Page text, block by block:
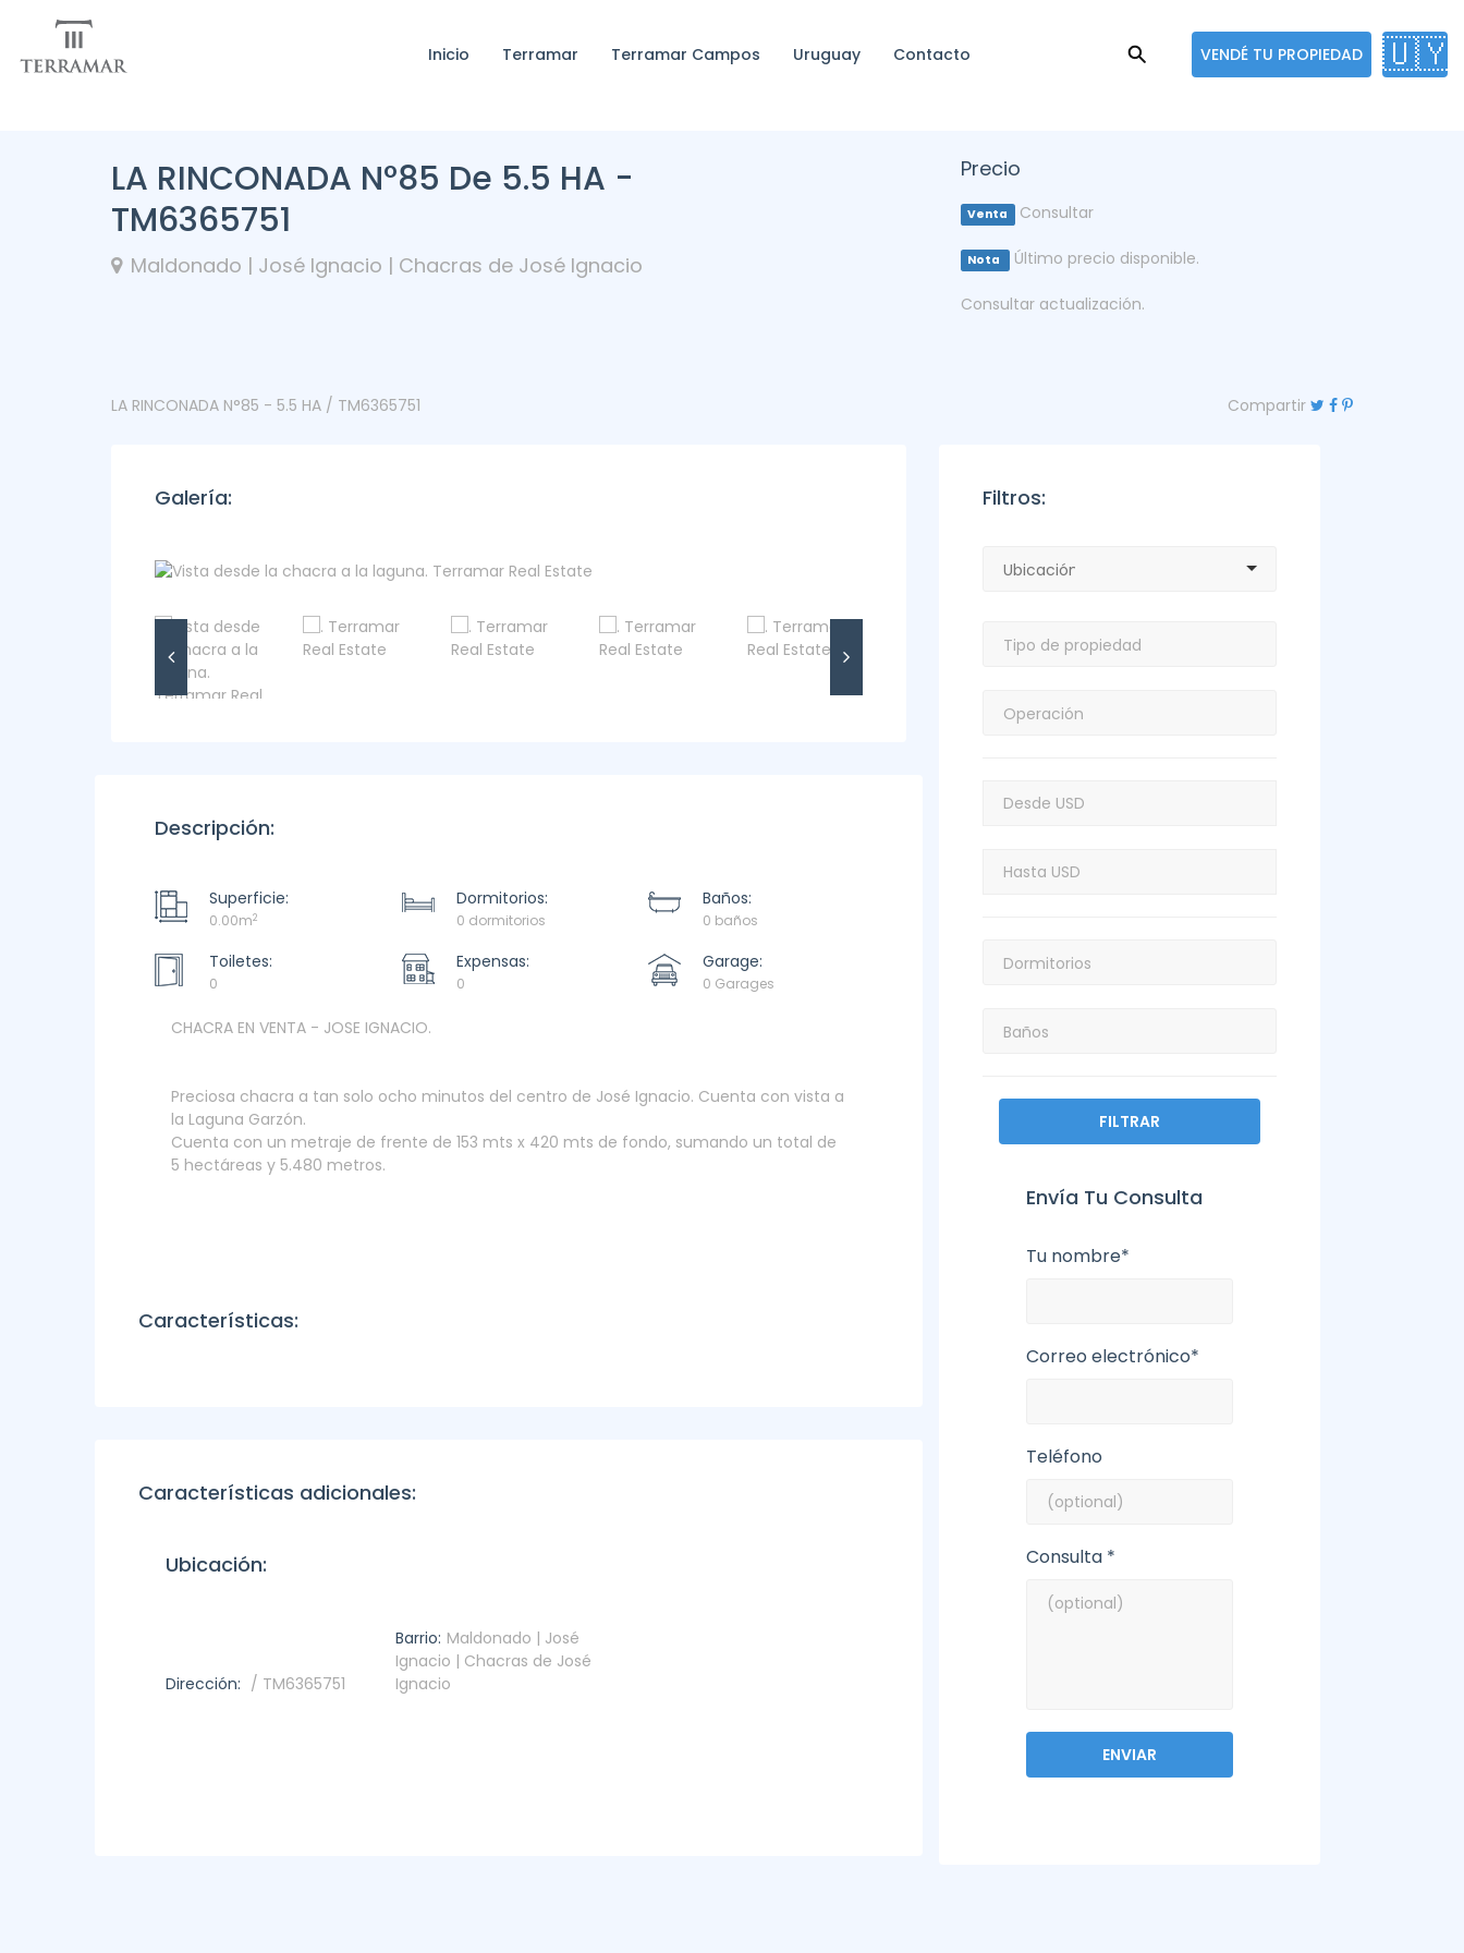
Inicio Terramar Terramar Campos Uruguay Contacto VENDÉ TU PROPIEDAD 🇺🇾
LA RINCONADA N°85 De 5.5 HA -
TM6365751
Maldonado | José Ignacio | Chacras de José Ignacio
Precio
Venta Consultar
Nota Último precio disponible.
Consultar actualización.
LA RINCONADA N°85 - 5.5 HA / TM6365751 Compartir
Galería:
Descripción:
Superficie:
0.00m2
Dormitorios:
0 dormitorios
Baños:
0 baños
Toiletes:
0
Expensas:
0
Garage:
0 Garages
CHACRA EN VENTA - JOSE IGNACIO.
Preciosa chacra a tan solo ocho minutos del centro de José Ignacio. Cuenta con vista a
la Laguna Garzón.
Cuenta con un metraje de frente de 153 mts x 420 mts de fondo, sumando un total de
5 hectáreas y 5.480 metros.
Características:
Características adicionales:
Ubicación:
Dirección: / TM6365751
Barrio: Maldonado | José
Ignacio | Chacras de José
Ignacio
Filtros:
FILTRAR
Envía Tu Consulta
Tu nombre*
Correo electrónico*
Teléfono
Consulta *